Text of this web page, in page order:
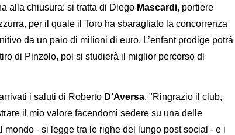
alla chiusura: si tratta di Diego Mascardi, portiere
per il quale il Toro ha sbaragliato la concorrenza
da un paio di milioni di euro. L’enfant prodige potrà
di Pinzolo, poi si studierà il miglior percorso di
i saluti di Roberto D’Aversa. "Ringrazio il club,
il mio valore facendomi sedere su una delle
- si legge tra le righe del lungo post social - e i